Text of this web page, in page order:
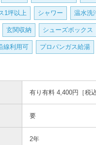
バス
洗面台・洗面所
1坪以上 シャワー 温水洗
玄関収納 シューズボックス
線利用可 プロパンガス給湯
有り有料 4,400円［税込
要
2年